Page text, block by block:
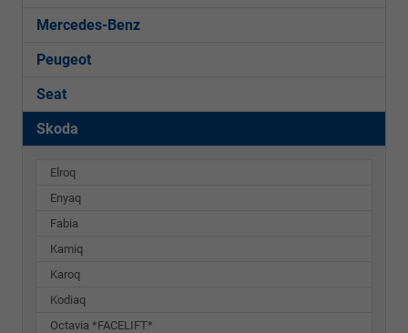
Mercedes-Benz
Peugeot
Seat
Skoda
Elroq
Enyaq
Fabia
Kamiq
Karoq
Kodiaq
Octavia *FACELIFT*